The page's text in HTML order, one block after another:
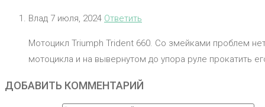
Влад 7 июля, 2024 Ответить
Мотоцикл Triumph Trident 660. Со змейками проблем
мотоцикла и на вывернутом до упора руле прокатить
ДОБАВИТЬ КОММЕНТАРИЙ